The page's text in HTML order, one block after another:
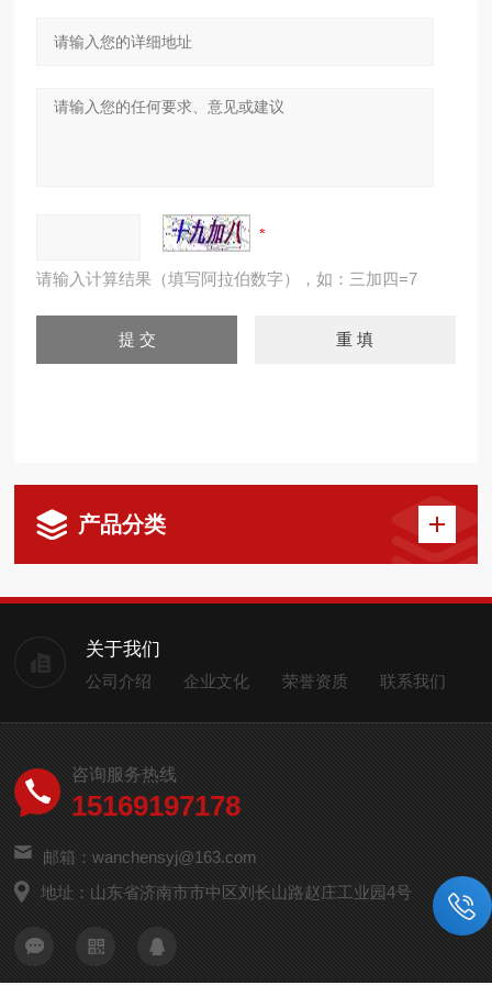
请输入计算结果（填写阿拉伯数字），如：三加四=7
产品分类
关于我们
公司介绍 企业文化 荣誉资质 联系我们
咨询服务热线
15169197178
邮箱：wanchensyj@163.com
地址：山东省济南市市中区刘长山路赵庄工业园4号